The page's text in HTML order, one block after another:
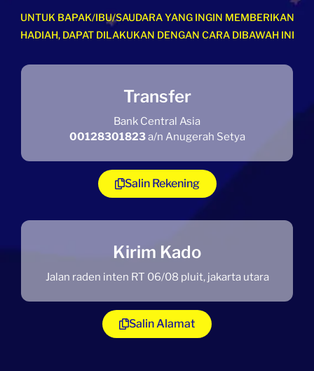
UNTUK BAPAK/IBU/SAUDARA YANG INGIN MEMBERIKAN
HADIAH, DAPAT DILAKUKAN DENGAN CARA DIBAWAH INI
Transfer
Bank Central Asia
00128301823a/n Anugerah Setya
Salin Rekening
Kirim Kado
Jalan raden inten RT 06/08 pluit, jakarta utara
Salin Alamat